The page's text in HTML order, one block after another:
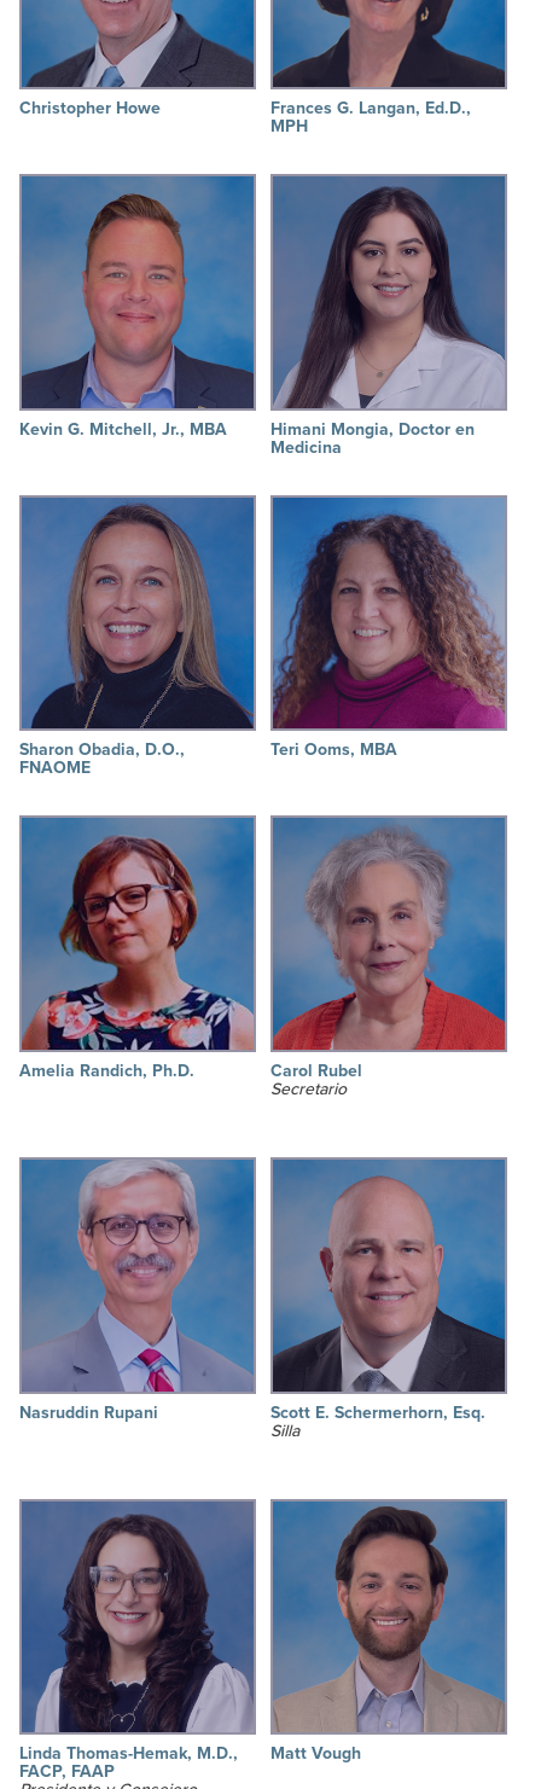
Christopher Howe
Frances G. Langan, Ed.D.,
MPH
Kevin G. Mitchell, Jr., MBA
Himani Mongia, Doctor en
Medicina
Sharon Obadia, D.O.,
FNAOME
Teri Ooms, MBA
Amelia Randich, Ph.D.
Carol Rubel
Secretario
Nasruddin Rupani
Scott E. Schermerhorn, Esq.
Silla
Linda Thomas-Hemak, M.D.,
FACP, FAAP
Matt Vough